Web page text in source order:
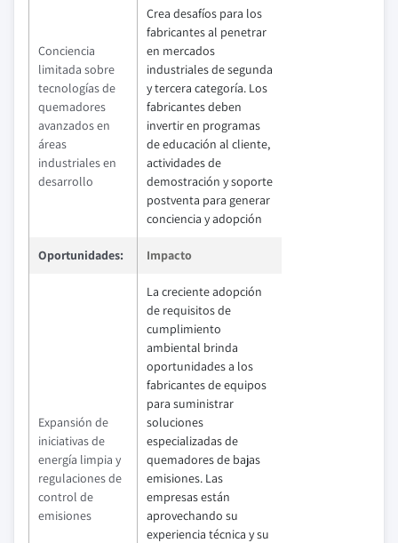
Conciencia
limitada sobre
tecnologías de
quemadores
avanzados en
áreas
industriales en
desarrollo
Crea desafíos para los
fabricantes al penetrar
en mercados
industriales de segunda
y tercera categoría. Los
fabricantes deben
invertir en programas
de educación al cliente,
actividades de
demostración y soporte
postventa para generar
conciencia y adopción
Oportunidades: Impacto
Expansión de
iniciativas de
energía limpia y
regulaciones de
control de
emisiones
La creciente adopción
de requisitos de
cumplimiento
ambiental brinda
oportunidades a los
fabricantes de equipos
para suministrar
soluciones
especializadas de
quemadores de bajas
emisiones. Las
empresas están
aprovechando su
experiencia técnica y su